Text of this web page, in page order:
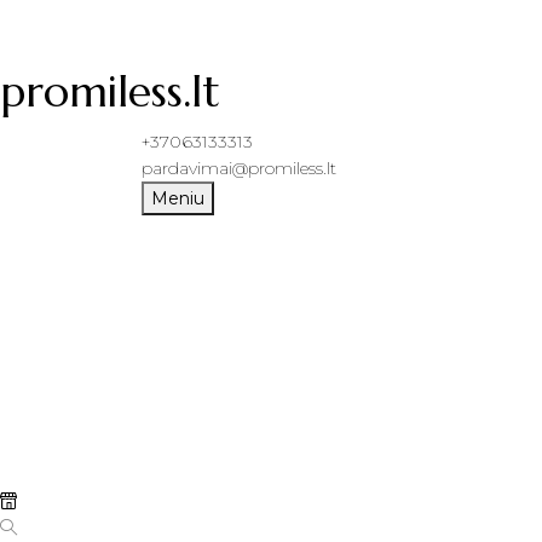
promiless.lt
+37063133313
pardavimai@promiless.lt
Meniu